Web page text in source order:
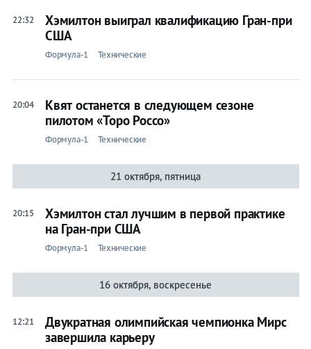
22:32
Хэмилтон выиграл квалификацию Гран-при
США
Формула-1 Технические
20:04
Квят останется в следующем сезоне
пилотом «Торо Россо»
Формула-1 Технические
21 октября, пятница
20:15
Хэмилтон стал лучшим в первой практике
на Гран-при США
Формула-1 Технические
16 октября, воскресенье
12:21
Двукратная олимпийская чемпионка Мирс
завершила карьеру